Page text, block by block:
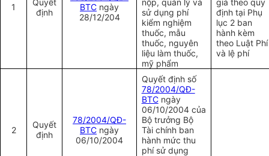
1
Quyết
định
BTC ngày
28/12/204
nộp, quản lý và
sử dụng phí
kiểm nghiệm
thuốc, mẫu
thuốc, nguyên
liệu làm thuốc,
mỹ phẩm
giá theo quy
định tại Phụ
lục 2 ban
hành kèm
theo Luật Phí
và lệ phí
2
Quyết
định
78/2004/QĐ-
BTC ngày
06/10/2004
Quyết định số
78/2004/QĐ-
BTCngày
06/10/2004 của
Bộ trưởng Bộ
Tài chính ban
hành mức thu
phí sử dụng